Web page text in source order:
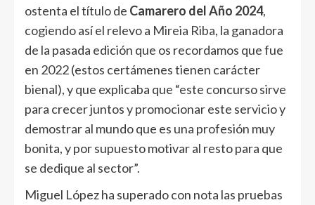
ostenta el título de Camarero del Año 2024,
cogiendo así el relevo a Mireia Riba, la ganadora
de la pasada edición que os recordamos que fue
en 2022 (estos certámenes tienen carácter
bienal), y que explicaba que “este concurso sirve
para crecer juntos y promocionar este servicio y
demostrar al mundo que es una profesión muy
bonita, y por supuesto motivar al resto para que
se dedique al sector”.
Miguel López ha superado con nota las pruebas